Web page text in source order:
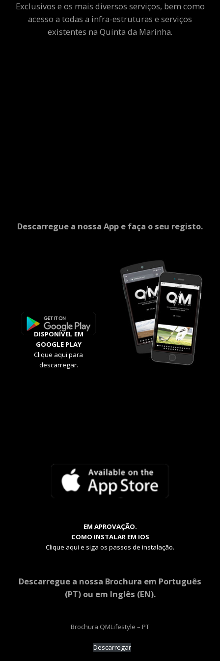
Exclusivos e os mais diversos serviços, bem como
acesso a todas a infra-estruturas e serviços
existentes na Quinta da Marinha.
Descarregue a nossa App e faça o seu registo.
DISPONÍVEL EM
GOOGLE PLAY
Clique aqui para
descarregar.
EM APROVAÇÃO.
COMO INSTALAR EM IOS
Clique aqui e siga os passos de instalação.
Descarregue a nossa Brochura em Português
(PT) ou em Inglês (EN).
Brochura QMLifestyle – PT
Descarregar